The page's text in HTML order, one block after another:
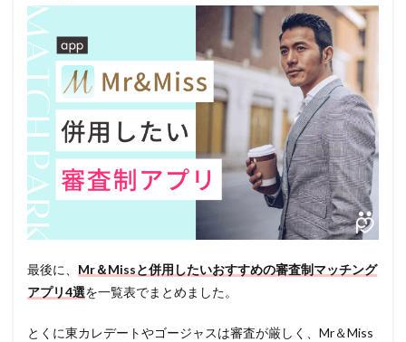
最後に、 Mr＆Missと併用したいおすすめの審査制マッチング
アプリ4選を一覧表でまとめました。
とくに東カレデートやゴージャスは審査が厳しく、Mr＆Miss